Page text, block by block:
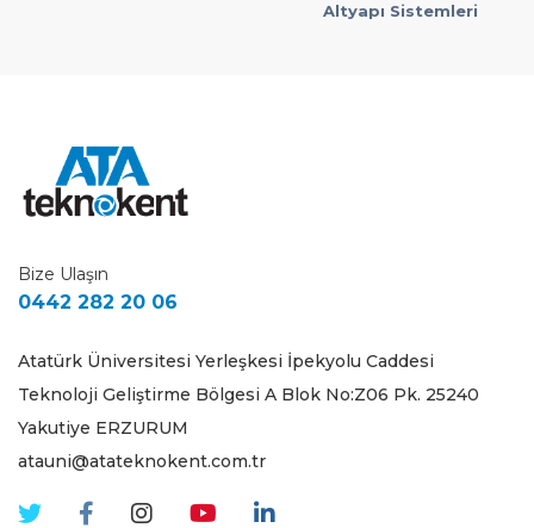
Altyapı Sistemleri
Bize Ulaşın
0442 282 20 06
Atatürk Üniversitesi Yerleşkesi İpekyolu Caddesi
Teknoloji Geliştirme Bölgesi A Blok No:Z06 Pk. 25240
Yakutiye ERZURUM
atauni@atateknokent.com.tr